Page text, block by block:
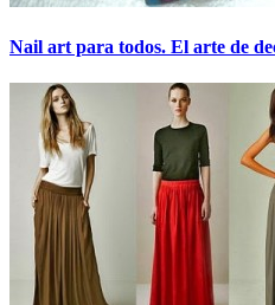
Nail art para todos. El arte de